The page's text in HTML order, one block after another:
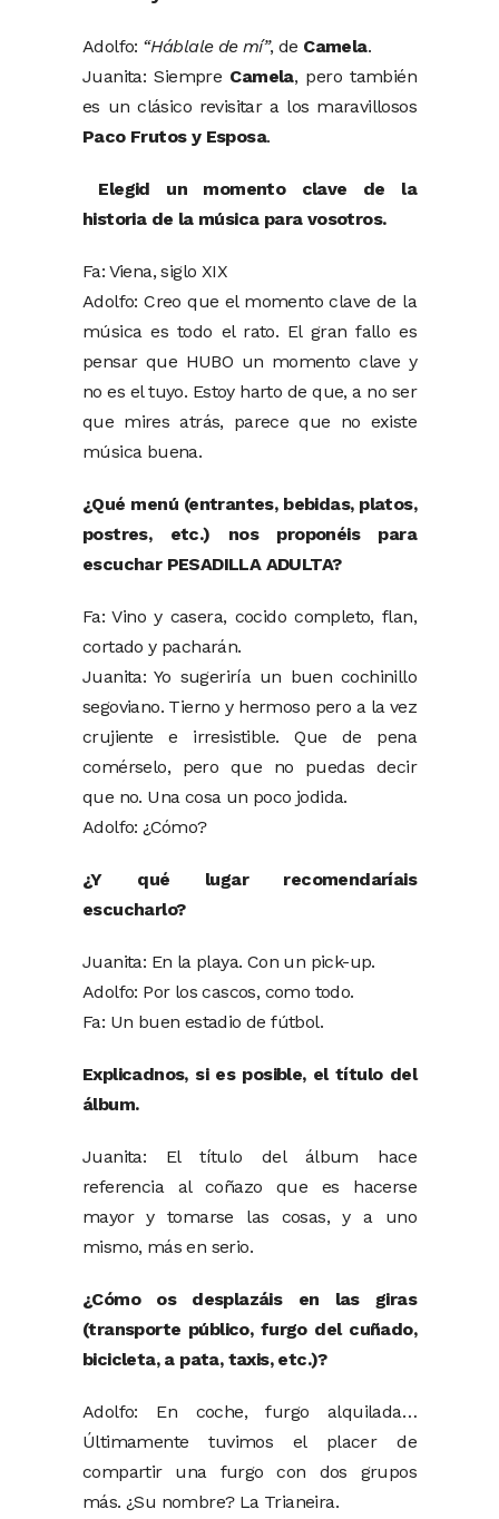
Adolfo: “Háblale de mí”, de Camela.
Juanita: Siempre Camela, pero también
es un clásico revisitar a los maravillosos
Paco Frutos y Esposa.
Elegid un momento clave de la
historia de la música para vosotros.
Fa: Viena, siglo XIX
Adolfo: Creo que el momento clave de la
música es todo el rato. El gran fallo es
pensar que HUBO un momento clave y
no es el tuyo. Estoy harto de que, a no ser
que mires atrás, parece que no existe
música buena.
¿Qué menú (entrantes, bebidas, platos,
postres, etc.) nos proponéis para
escuchar PESADILLA ADULTA?
Fa: Vino y casera, cocido completo, flan,
cortado y pacharán.
Juanita: Yo sugeriría un buen cochinillo
segoviano. Tierno y hermoso pero a la vez
crujiente e irresistible. Que de pena
comérselo, pero que no puedas decir
que no. Una cosa un poco jodida.
Adolfo: ¿Cómo?
¿Y qué lugar recomendaríais
escucharlo?
Juanita: En la playa. Con un pick-up.
Adolfo: Por los cascos, como todo.
Fa: Un buen estadio de fútbol.
Explicadnos, si es posible, el título del
álbum.
Juanita: El título del álbum hace
referencia al coñazo que es hacerse
mayor y tomarse las cosas, y a uno
mismo, más en serio.
¿Cómo os desplazáis en las giras
(transporte público, furgo del cuñado,
bicicleta, a pata, taxis, etc.)?
Adolfo: En coche, furgo alquilada…
Últimamente tuvimos el placer de
compartir una furgo con dos grupos
más. ¿Su nombre? La Trianeira.